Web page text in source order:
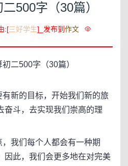
500字（30篇）
:[三好学生]_发布到 作文
新的目标，开始我们新的旅
奋斗，去实现我们崇高的理
我们每个人都会有一种期
因此，我们会更多地在对完美